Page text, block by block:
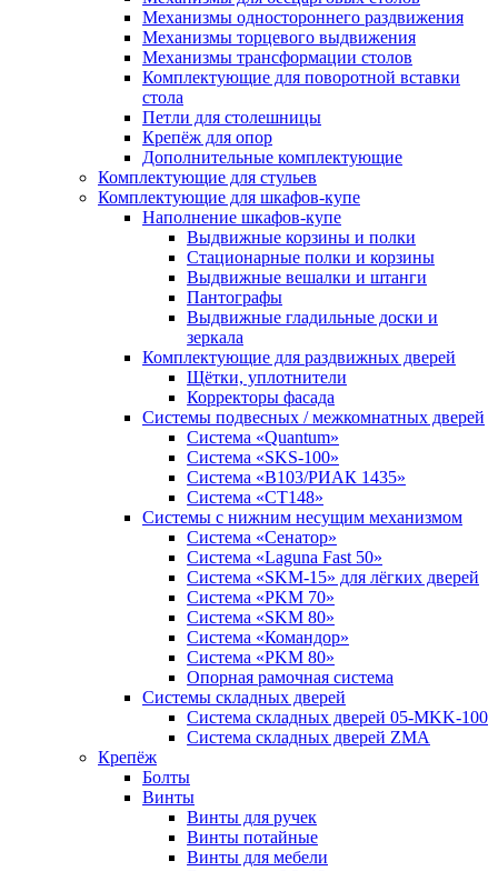
Механизмы одностороннего раздвижения
Механизмы торцевого выдвижения
Механизмы трансформации столов
Комплектующие для поворотной вставки
стола
Петли для столешницы
Крепёж для опор
Дополнительные комплектующие
Комплектующие для стульев
Комплектующие для шкафов-купе
Наполнение шкафов-купе
Выдвижные корзины и полки
Стационарные полки и корзины
Выдвижные вешалки и штанги
Пантографы
Выдвижные гладильные доски и
зеркала
Комплектующие для раздвижных дверей
Щётки, уплотнители
Корректоры фасада
Системы подвесных / межкомнатных дверей
Система «Quantum»
Система «SKS-100»
Система «B103/РИАК 1435»
Система «СТ148»
Системы с нижним несущим механизмом
Система «Сенатор»
Система «Laguna Fast 50»
Система «SKM-15» для лёгких дверей
Система «PKM 70»
Система «SKM 80»
Система «Командор»
Система «PKM 80»
Опорная рамочная система
Системы складных дверей
Система складных дверей 05-MKK-100
Система складных дверей ZMA
Крепёж
Болты
Винты
Винты для ручек
Винты потайные
Винты для мебели